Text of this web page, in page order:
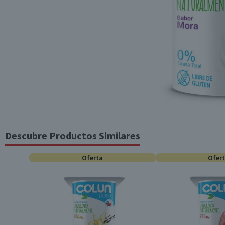
Descubre Productos Similares
Oferta